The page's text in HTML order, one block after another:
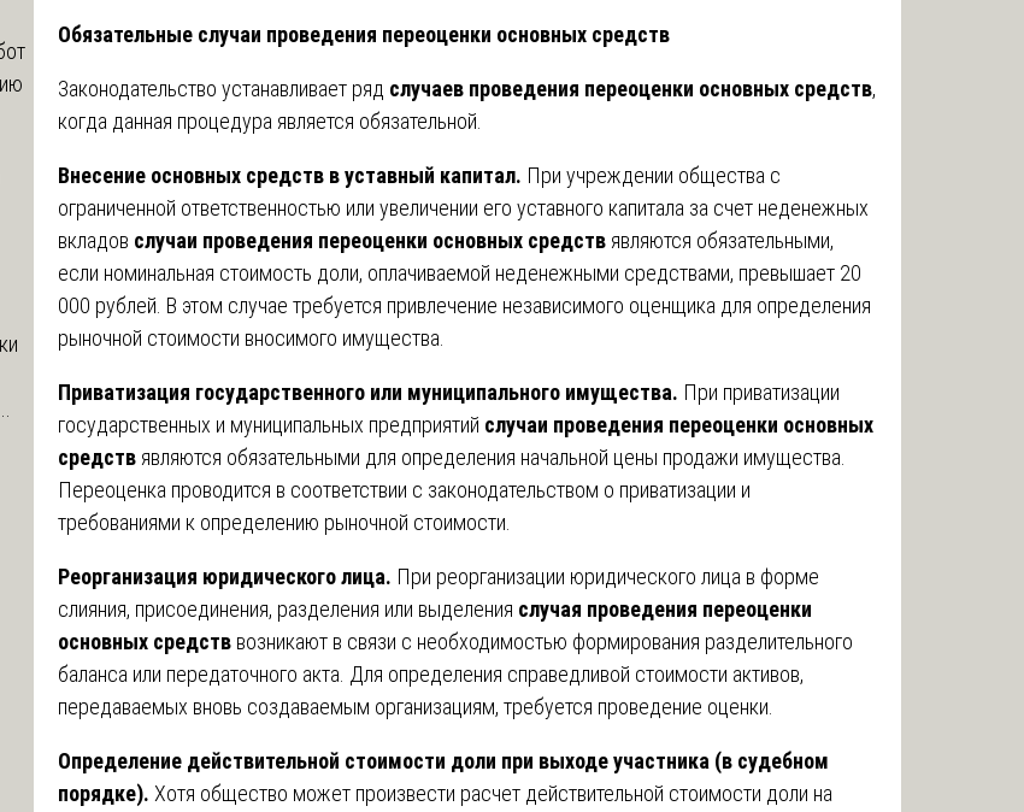
Обязательные случаи проведения переоценки основных средств
Законодательство устанавливает ряд случаев проведения переоценки основных средств,
когда данная процедура является обязательной.
Внесение основных средств в уставный капитал. При учреждении общества с
ограниченной ответственностью или увеличении его уставного капитала за счет неденежных
вкладов случаи проведения переоценки основных средств являются обязательными,
если номинальная стоимость доли, оплачиваемой неденежными средствами, превышает 20
000 рублей. В этом случае требуется привлечение независимого оценщика для определения
рыночной стоимости вносимого имущества.
Приватизация государственного или муниципального имущества. При приватизации
государственных и муниципальных предприятий случаи проведения переоценки основных
средств являются обязательными для определения начальной цены продажи имущества.
Переоценка проводится в соответствии с законодательством о приватизации и
требованиями к определению рыночной стоимости.
Реорганизация юридического лица. При реорганизации юридического лица в форме
слияния, присоединения, разделения или выделения случая проведения переоценки
основных средств возникают в связи с необходимостью формирования разделительного
баланса или передаточного акта. Для определения справедливой стоимости активов,
передаваемых вновь создаваемым организациям, требуется проведение оценки.
Определение действительной стоимости доли при выходе участника (в судебном
порядке). Хотя общество может произвести расчет действительной стоимости доли на